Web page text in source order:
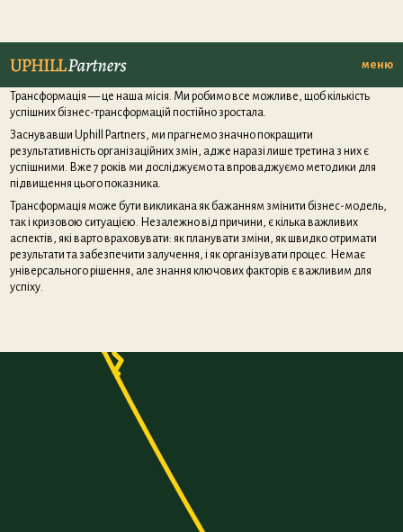
меню
Бізнестрансформація
Трансформація — це наша місія. Ми робимо все можливе, щоб кількість
успішних бізнес-трансформацій постійно зростала.
Заснувавши Uphill Partners, ми прагнемо значно покращити
результативність організаційних змін, адже наразі лише третина з них є
успішними. Вже 7 років ми досліджуємо та впроваджуємо методики для
підвищення цього показника.
Трансформація може бути викликана як бажанням змінити бізнес-модель,
так і кризовою ситуацією. Незалежно від причини, є кілька важливих
аспектів, які варто враховувати: як планувати зміни, як швидко отримати
результати та забезпечити залучення, і як організувати процес. Немає
універсального рішення, але знання ключових факторів є важливим для
успіху.